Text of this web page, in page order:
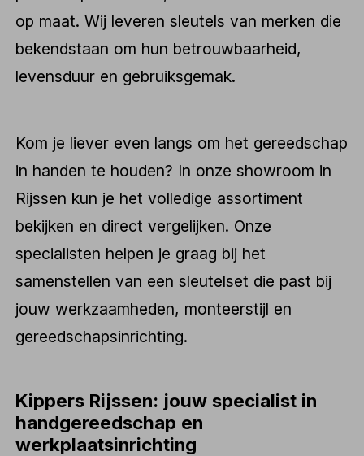
op maat. Wij leveren sleutels van merken die
bekendstaan om hun betrouwbaarheid,
levensduur en gebruiksgemak.
Kom je liever even langs om het gereedschap
in handen te houden? In onze showroom in
Rijssen kun je het volledige assortiment
bekijken en direct vergelijken. Onze
specialisten helpen je graag bij het
samenstellen van een sleutelset die past bij
jouw werkzaamheden, monteerstijl en
gereedschapsinrichting.
Kippers Rijssen: jouw specialist in
handgereedschap en
werkplaatsinrichting